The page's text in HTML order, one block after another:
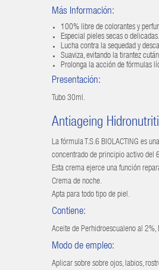
Más Información:
100% libre de colorantes y
Especial pieles secas o delicadas.
Lucha contra la sequedad y
Suaviza, evitando la tirantez
Prolonga la acción de fórmulas
Presentación:
Tubo 30ml.
Antiageing
La fórmula T.S.6 BIOLACTING es
concentrado de principio activo del
Esta crema ejerce una función
Crema de noche.
Apta para todo tipo de piel.
Contiene:
Aceite de Perhidroescualeno al
Modo de empleo:
Aplicar sobre sobre ojos, labios,